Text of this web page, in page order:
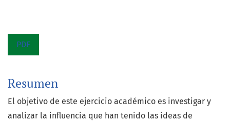
PDF
Resumen
El objetivo de este ejercicio académico es investigar y
analizar la influencia que han tenido las ideas de